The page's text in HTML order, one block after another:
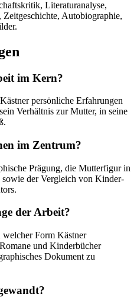
Literaturanalyse,
Autobiographie,
im Kern?
persönliche Erfahrungen
Verhältnis zur Mutter, in seine
im Zentrum?
Prägung, die Mutterfigur in
der Vergleich von Kinder-
der Arbeit?
Form Kästner
und Kinderbücher
Dokument zu